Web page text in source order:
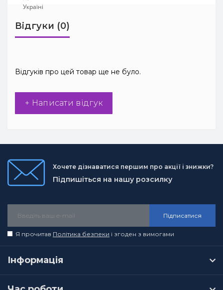
Відгуки (0)
Відгуків про цей товар ще не було.
+ Написати відгук
Хочете дізнаватися першим про акції і знижки?
Підпишіться на нашу розсилку
Підписатися
Я прочитав Політика безпеки і згоден з вимогами
Інформація